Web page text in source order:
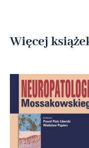
Więcej